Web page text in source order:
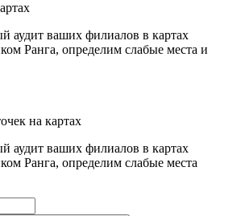
аудит ваших филиалов в картах
Ранга, определим слабые места и
на картах
аудит ваших филиалов в картах
Ранга, определим слабые места